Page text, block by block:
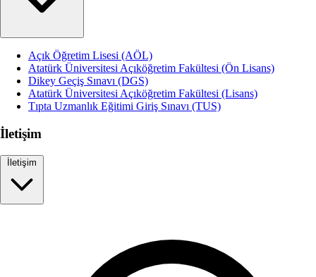
Açık Öğretim Lisesi (AÖL)
Atatürk Üniversitesi Açıköğretim Fakültesi (Ön Lisans)
Dikey Geçiş Sınavı (DGS)
Atatürk Üniversitesi Açıköğretim Fakültesi (Lisans)
Tıpta Uzmanlık Eğitimi Giriş Sınavı (TUS)
İletişim
İletişim